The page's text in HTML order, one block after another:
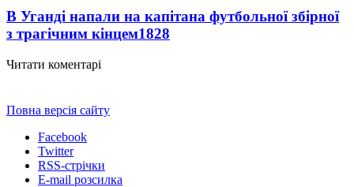
В Уганді напали на капітана футбольної збірної
з трагічним кінцем1828
Читати коментарі
Повна версія сайту
Facebook
Twitter
RSS-стрічки
E-mail розсилка